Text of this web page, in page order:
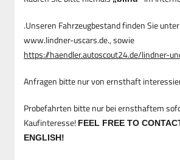
.Unseren Fahrzeugbestand finden Sie
www.lindner-uscars.de., sowie
https://haendler.autoscout24.de/lindner-
Anfragen bitte nur von ernsthaft
Probefahrten bitte nur bei ernsthaftem
Kaufinteresse! FEEL FREE TO
ENGLISH!